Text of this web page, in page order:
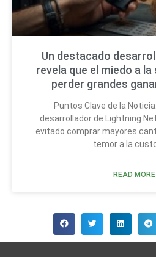
Un destacado
revela que el miedo a
perder grandes
Puntos Clave de la
desarrollador de Lightning
evitado comprar mayores
temor a la
READ